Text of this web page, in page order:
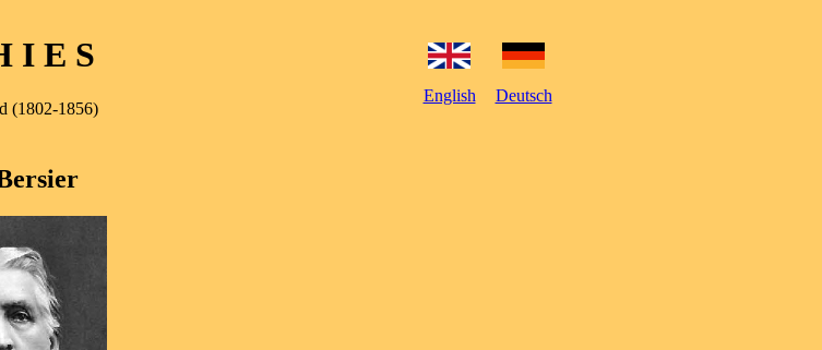
I E S
(1802-1856)
English Deutsch